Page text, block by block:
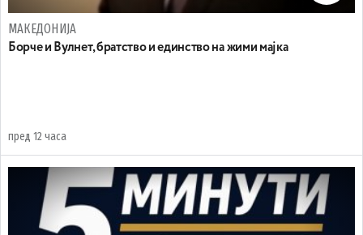
МАКЕДОНИЈА
Борче и Вулнет, братство и единство на жими мајка
пред 12 часа